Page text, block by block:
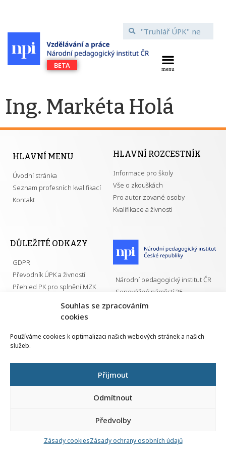
Souhlas se zpracováním
cookies
Používáme cookies k optimalizaci našich webových stránek a našich
služeb.
Přijmout
Odmítnout
Předvolby
Zásady cookiesZásady ochrany osobních údajů
Ing. Markéta Holá
HLAVNÍ MENU
Úvodní stránka
Seznam profesních kvalifikací
Kontakt
HLAVNÍ ROZCESTNÍK
Informace pro školy
Vše o zkouškách
Pro autorizované osoby
Kvalifikace a živnosti
DŮLEŽITÉ ODKAZY
GDPR
Převodník ÚPK a živností
Přehled PK pro splnění MZK
Národní pedagogický institut ČR
Senovážné náměstí 25
110 00 Praha 1